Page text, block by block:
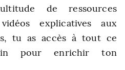
de ressources
explicatives aux
tu as accès à tout ce
pour enrichir ton